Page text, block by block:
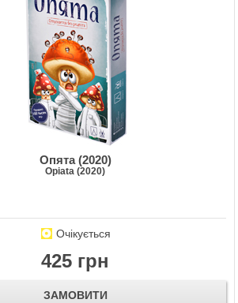
Опята (2020)
Opiata (2020)
Очікується
425 грн
ЗАМОВИТИ